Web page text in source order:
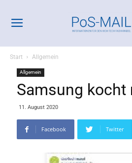
Start Allgemein
Allgemein
Samsung kocht
11. August 2020
Facebook Twitter